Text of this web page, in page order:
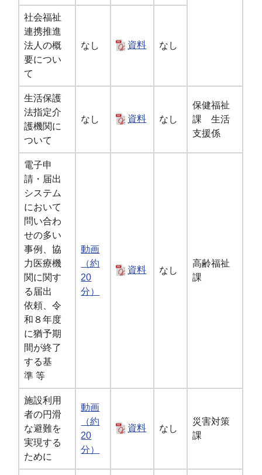
社会福祉
連携推進
法人の概
要につい
て
なし 資料 なし
生活保護
法指定介
護機関に
ついて
なし 資料 なし
保健福祉
課 生活
支援係
電子申
請・届出
システム
において
問い合わ
せの多い
事例、協
力医療機
関に関す
る届出
依頼、令
和８年度
に猶予期
間が終了
する基
準 等
動画
（約
20
分）
資料 なし
高齢福祉
課
施設利用
者の円滑
な避難を
実現する
ために
動画
（約
20
分）
資料 なし
災害対策
課